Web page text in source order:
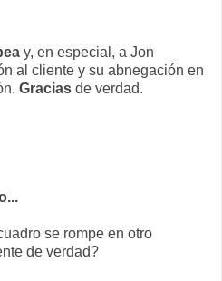
y, en especial, a Jon
al cliente y su abnegación en
Gracias de verdad.
se rompe en otro
de verdad?